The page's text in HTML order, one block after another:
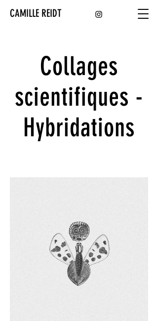
CAMILLE REIDT
Collages
scientifiques -
Hybridations